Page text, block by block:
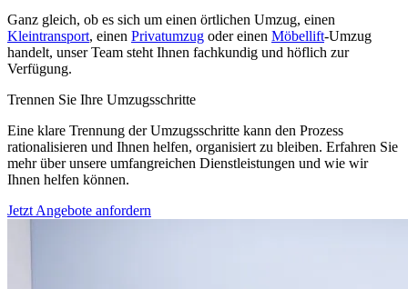
Ganz gleich, ob es sich um einen örtlichen Umzug, einen
Kleintransport, einen Privatumzug oder einen Möbellift-Umzug
handelt, unser Team steht Ihnen fachkundig und höflich zur
Verfügung.
Trennen Sie Ihre Umzugsschritte
Eine klare Trennung der Umzugsschritte kann den Prozess
rationalisieren und Ihnen helfen, organisiert zu bleiben. Erfahren Sie
mehr über unsere umfangreichen Dienstleistungen und wie wir
Ihnen helfen können.
Jetzt Angebote anfordern